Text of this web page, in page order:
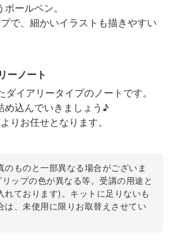
ールペン。
で、細かいイラストも描きやすい
ーノート
イアリータイプのノートです。
め込んでいきましょう♪
りお任せとなります。
のものと一部異なる場合がございま
ップの色が異なる等。受講の用途と
れております)。キットに足りないも
は、未使用に限りお取替えさせてい